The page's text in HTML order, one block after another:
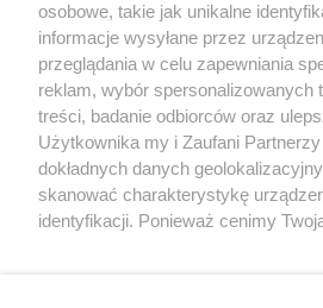
Nie zapomnij
zapoznać się z:
polityką prywatności regulamin
Twojemiasto
Piekary Śląskie
Chorzów
Tarnowskie Góry
osobowe, takie jak unikalne
informacje wysyłane przez
przeglądania w celu zapewniania
reklam, wybór spersonalizowanych
treści, badanie odbiorców oraz
Użytkownika my i Zaufani
dokładnych danych
skanować charakterystykę
identyfikacji. Ponieważ cenimy